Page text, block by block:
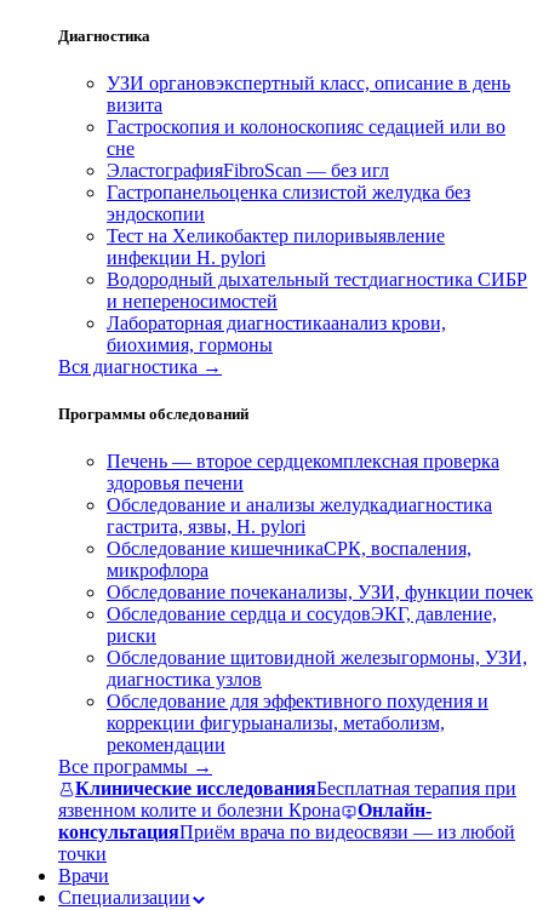
Диагностика
УЗИ органовэкспертный класс, описание в день
визита
Гастроскопия и колоноскопияс седацией или во
сне
ЭластографияFibroScan — без игл
Гастропанельоценка слизистой желудка без
эндоскопии
Тест на Хеликобактер пилоривыявление
инфекции H. pylori
Водородный дыхательный тестдиагностика СИБР
и непереносимостей
Лабораторная диагностикаанализ крови,
биохимия, гормоны
Вся диагностика →
Программы обследований
Печень — второе сердцекомплексная проверка
здоровья печени
Обследование и анализы желудкадиагностика
гастрита, язвы, H. pylori
Обследование кишечникаСРК, воспаления,
микрофлора
Обследование почеканализы, УЗИ, функции почек
Обследование сердца и сосудовЭКГ, давление,
риски
Обследование щитовидной железыгормоны, УЗИ,
диагностика узлов
Обследование для эффективного похудения и
коррекции фигурыанализы, метаболизм,
рекомендации
Все программы →
Клинические исследованияБесплатная терапия при
язвенном колите и болезни Крона
Онлайн-
консультацияПриём врача по видеосвязи — из любой
точки
Врачи
Специализации